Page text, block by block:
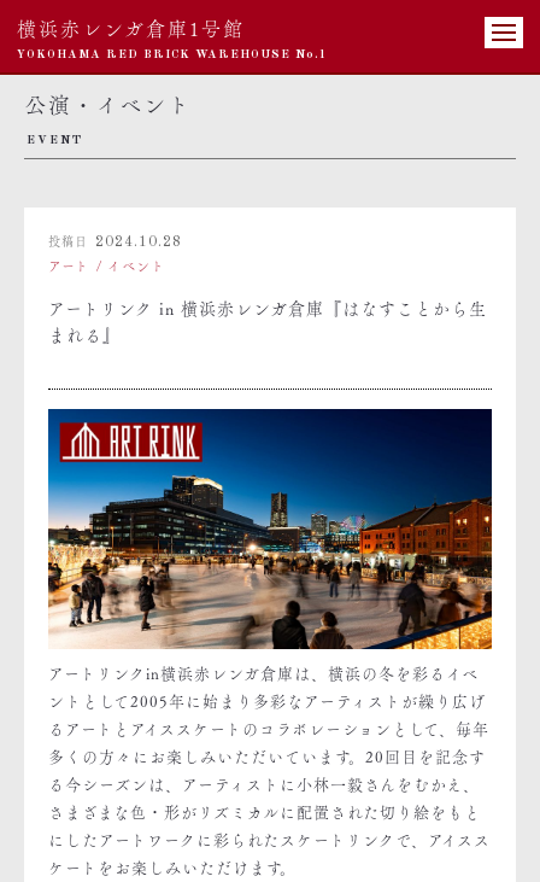
横浜赤レンガ倉庫1号館
YOKOHAMA RED BRICK WAREHOUSE No.1
公演・イベント
EVENT
投稿日 2024.10.28
アート イベント
アートリンク in 横浜赤レンガ倉庫『はなすことから生
まれる』
アートリンクin横浜赤レンガ倉庫は、横浜の冬を彩るイベ
ントとして2005年に始まり多彩なアーティストが繰り広げ
るアートとアイススケートのコラボレーションとして、毎年
多くの方々にお楽しみいただいています。20回目を記念す
る今シーズンは、アーティストに小林一毅さんをむかえ、
さまざまな色・形がリズミカルに配置された切り絵をもと
にしたアートワークに彩られたスケートリンクで、アイスス
ケートをお楽しみいただけます。